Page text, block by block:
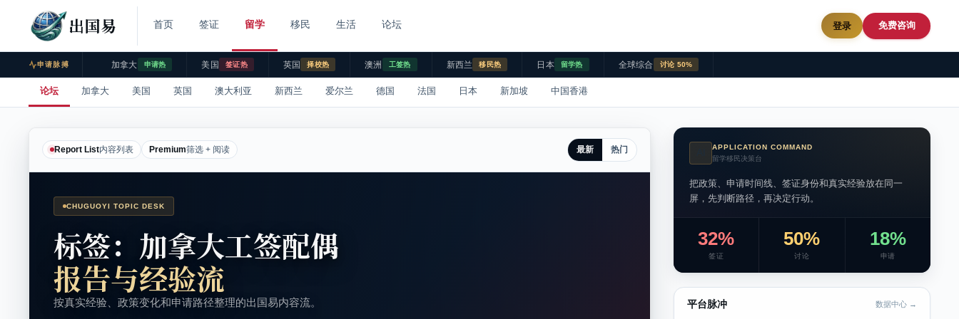
出国易 首页 签证 留学 移民 生活 论坛 登录 免费咨询
申请脉搏 加拿大 申请热 美国 签证热 英国 择校热 澳洲 工签热 新西兰 移民热 日本 留学热 全球综合 讨论 50%
论坛 加拿大 美国 英国 澳大利亚 新西兰 爱尔兰 德国 法国 日本 新加坡 中国香港
Report List内容列表 Premium筛选 + 阅读 最新 热门
CHUGUOYI TOPIC DESK
标签：加拿大工签配偶
报告与经验流
按真实经验、政策变化和申请路径整理的出国易内容流。
APPLICATION COMMAND
留学移民决策台
把政策、申请时间线、签证身份和真实经验放在同一
屏，先判断路径，再决定行动。
32%
签证
50%
讨论
18%
申请
平台脉冲 数据中心 →